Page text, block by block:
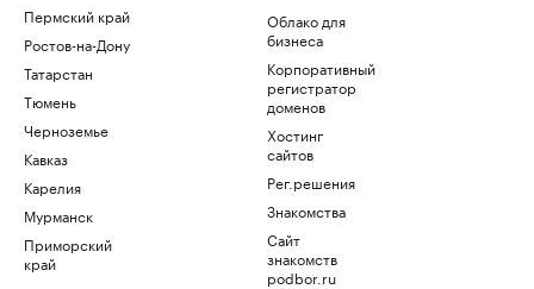
Пермский край
Ростов-на-Дону
Татарстан
Тюмень
Черноземье
Кавказ
Карелия
Мурманск
Приморский
край
Облако для
бизнеса
Корпоративный
регистратор
доменов
Хостинг
сайтов
Рег.решения
Знакомства
Сайт
знакомств
podbor.ru